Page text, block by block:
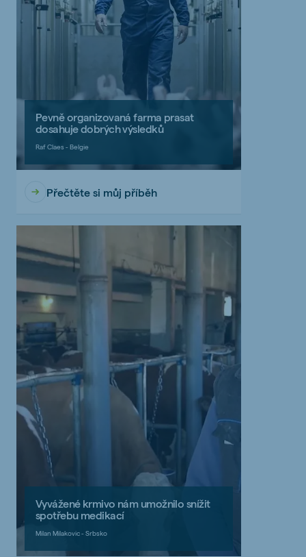
Pevně organizovaná farma prasat
dosahuje dobrých výsledků
Raf Claes - Belgie
Přečtěte si můj příběh
Vyvážené krmivo nám umožnilo snížit
spotřebu medikací
Milan Milakovic - Srbsko